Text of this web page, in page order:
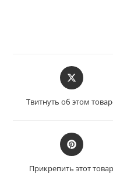
Твитнуть об этом
Прикрепить этот товар